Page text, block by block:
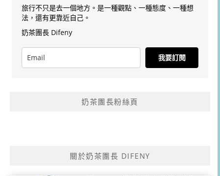
旅行不只是去一個地方。是一種觀點、一種態度、一種想
法，還有更靠近自己。
奶茶團長 Difeny
我要訂閱
奶茶團長粉絲頁
關於奶茶團長 DIFENY